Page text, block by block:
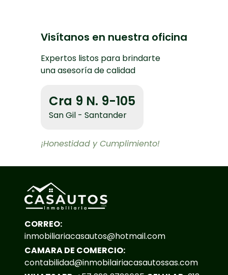
Visítanos en nuestra oficina
Expertos listos para brindarte
una asesoría de calidad
Cra 9 N. 9-105
San Gil - Santander
¡Honestidad y Cumplimiento!
CORREO:
inmobiliariacasautos@hotmail.com
CAMARA DE COMERCIO:
contabilidad@inmobilairiacasautossas.com